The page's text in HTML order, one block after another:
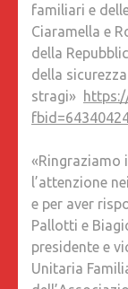
familiari e
Ciaramella e
della
della
stragi»
«Ringraziamo
l’attenzione
e per aver
Pallotti e
presidente e
Unitaria